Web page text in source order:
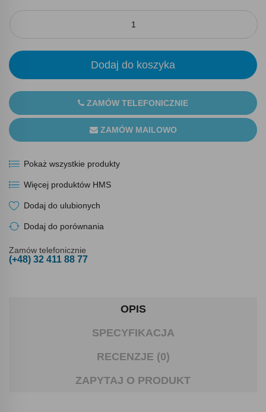
Dodaj do koszyka
ZAMÓW TELEFONICZNIE
ZAMÓW MAILOWO
Pokaż wszystkie produkty
Więcej produktów HMS
Dodaj do ulubionych
Dodaj do porównania
Zamów telefonicznie
(+48) 32 411 88 77
OPIS
SPECYFIKACJA
RECENZJE (0)
ZAPYTAJ O PRODUKT